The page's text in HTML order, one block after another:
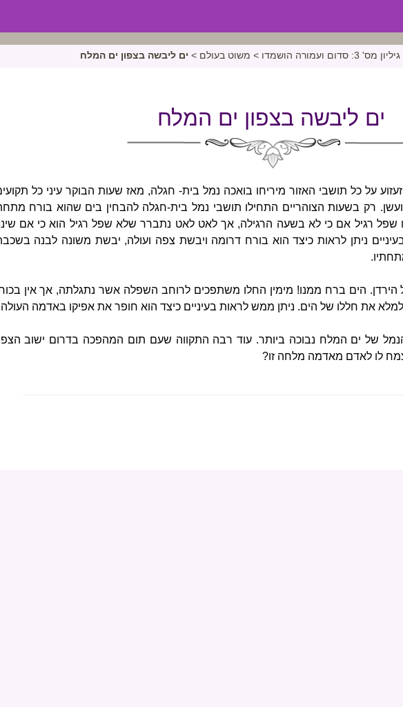
גיליון מס' 3: סדום ועמורה הושמדו > משוט בעולם > ים ליבשה בצפון ים המלח
ים ליבשה בצפון ים המלח
על כל תושבי האזור מיריחו בואכה נמל בית- חגלה, מאז שעות הבוקר עיני כל
רק בשעות הצוהריים התחילו תושבי נמל בית-חגלה להבחין בים שהוא בורח
שפל רגיל אם כי לא בשעה הרגילה, אך לאט לאט נתברר שלא שפל רגיל הוא כי אם
ניתן לראות כיצד הוא בורח דרומה ויבשת צפה ועולה, יבשת משונה לבנה
הים ברח ממנו! מימין החלו משתפכים לרוחב השפלה אשר נתגלתה, אך אין
למלא את חללו של הים. ניתן ממש לראות בעיניים כיצד הוא חופר את אפיקו באדמה
של ים המלח נבוכה ביותר. עוד רבה התקווה שעם תום המהפכה בדרום ישוב
לו לאדם מאדמה מלחה זו?